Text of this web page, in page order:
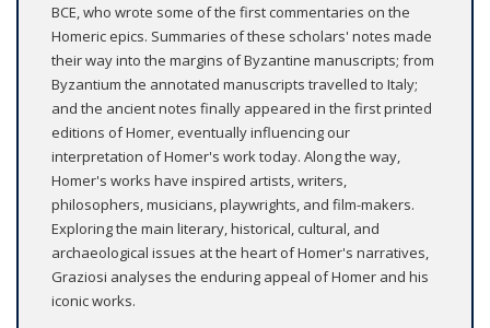
BCE, who wrote some of the first commentaries on the
Homeric epics. Summaries of these scholars' notes made
their way into the margins of Byzantine manuscripts; from
Byzantium the annotated manuscripts travelled to Italy;
and the ancient notes finally appeared in the first printed
editions of Homer, eventually influencing our
interpretation of Homer's work today. Along the way,
Homer's works have inspired artists, writers,
philosophers, musicians, playwrights, and film-makers.
Exploring the main literary, historical, cultural, and
archaeological issues at the heart of Homer's narratives,
Graziosi analyses the enduring appeal of Homer and his
iconic works.